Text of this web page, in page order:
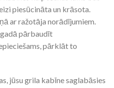
piesūcināta un krāsota.
ar ražotāja norādījumiem.
pārbaudīt
pārklāt to
jūsu grila kabīne saglabāsies